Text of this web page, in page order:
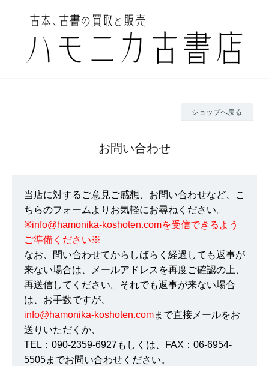
ショップへ戻る
お問い合わせ
当店に対するご意見ご感想、お問い合わせなど、こ
ちらのフォームよりお気軽にお尋ねください。
※info@hamonika-koshoten.comを受信できるよう
ご準備ください※
なお、問い合わせてからしばらく経過しても返事が
来ない場合は、メールアドレスを再度ご確認の上、
再送信してください。それでも返事が来ない場合
は、お手数ですが、
info@hamonika-koshoten.comまで直接メールをお
送りいただくか、
TEL：090-2359-6927もしくは、FAX：06-6954-
5505までお問い合わせください。